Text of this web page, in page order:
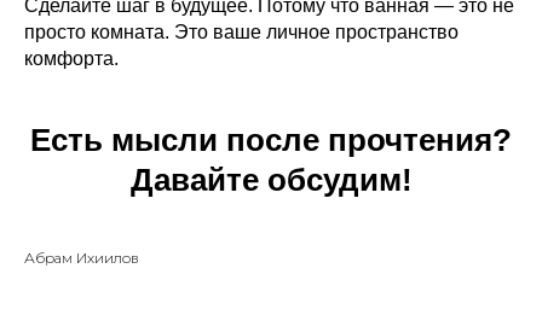
Сделайте шаг в будущее. Потому что ванная — это не
просто комната. Это ваше личное пространство
комфорта.
Есть мысли после прочтения?
Давайте обсудим!
Абрам Ихиилов